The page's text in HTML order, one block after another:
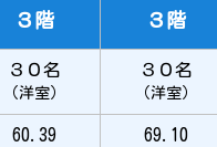
３階
３階
３０名
（洋室）
３０名
（洋室）
60.39 69.10